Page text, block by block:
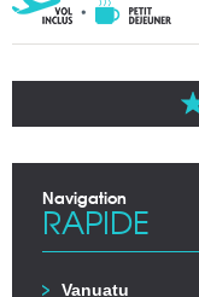
Navigation
RAPIDE
Vanuatu